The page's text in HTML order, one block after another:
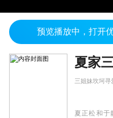
预览播放中，打开
夏家
三姐妹坎坷寻
夏正松和于